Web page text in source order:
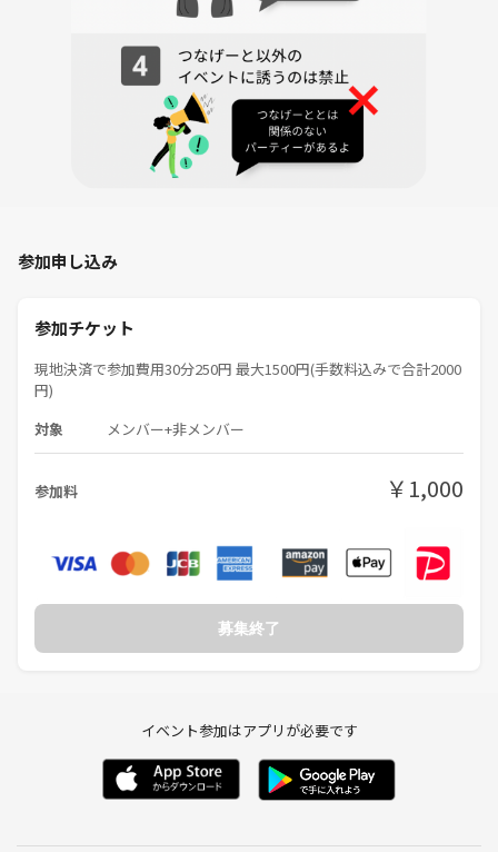
■紳士、淑女の社交場であるので身だしなみや匂いなどはきっちりお願
■一般人のマナーは守ってください⭐︎
参加申し込み
参加チケット
現地決済で参加費用30分250円 最大1500円(手数料込みで合計2000
円)
対象 メンバー+非メンバー
参加料 ￥1,000
募集終了
イベント参加はアプリが必要です